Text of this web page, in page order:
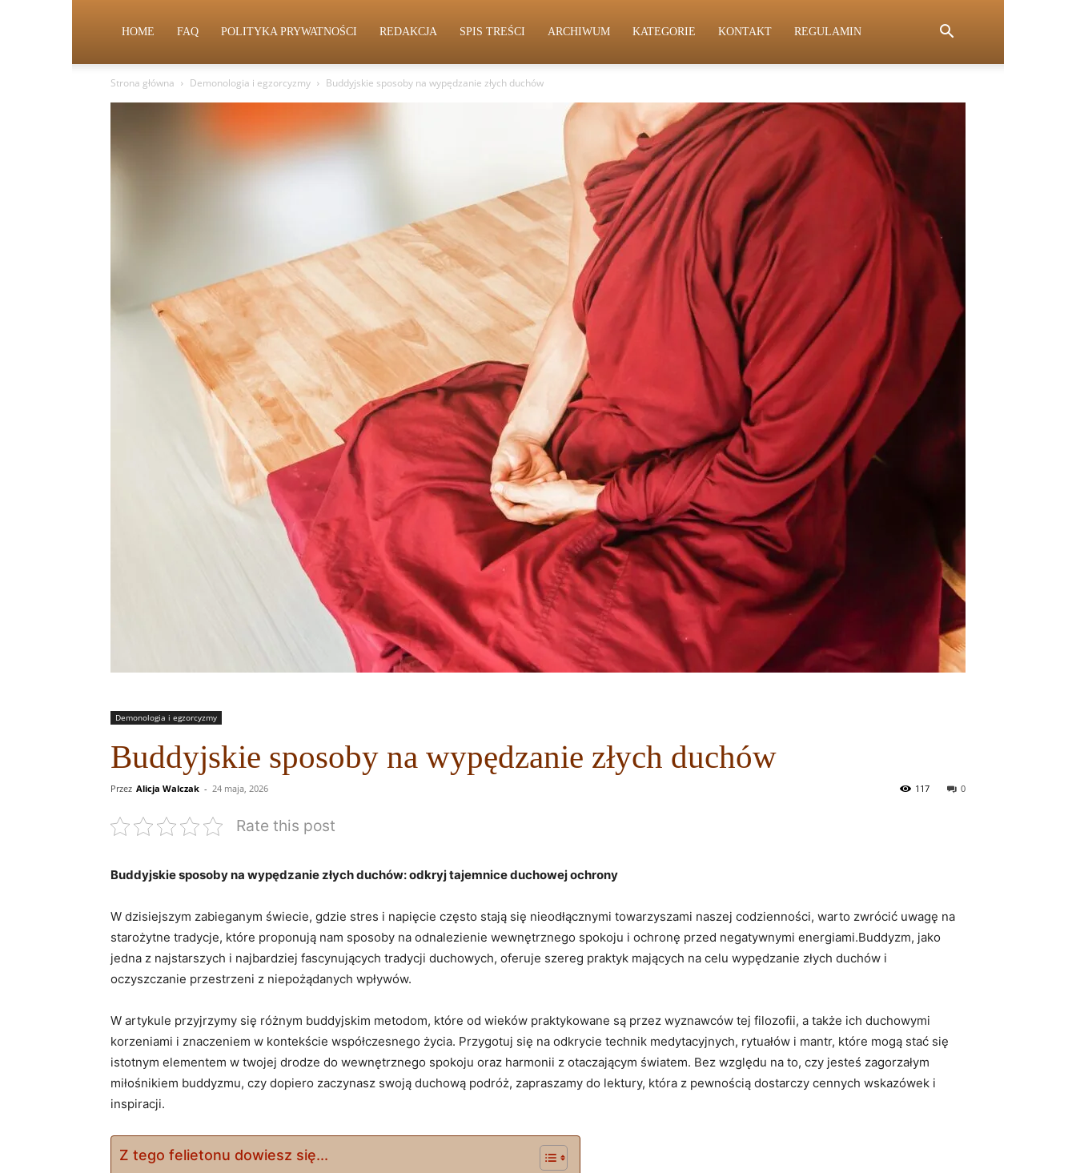
HOME FAQ POLITYKA PRYWATNOŚCI REDAKCJA SPIS TREŚCI ARCHIWUM KATEGORIE KONTAKT REGULAMIN
Strona główna Demonologia i egzorcyzmy Buddyjskie sposoby na wypędzanie złych duchów
Demonologia i egzorcyzmy
Buddyjskie sposoby na wypędzanie złych duchów
Przez Alicja Walczak - 24 maja, 2026 0
117
Rate this post
Buddyjskie sposoby na ​wypędzanie złych duchów: odkryj tajemnice duchowej ⁤ochrony
W ⁤dzisiejszym zabieganym świecie,​ gdzie stres i napięcie często⁢ stają się nieodłącznymi towarzyszami naszej⁤ codzienności, warto ‌zwrócić uwagę ⁢na
starożytne ‌tradycje, które proponują nam sposoby na ‌odnalezienie wewnętrznego spokoju i‌ ochronę przed negatywnymi energiami.Buddyzm, jako
jedna z najstarszych i najbardziej ⁤fascynujących ⁢tradycji duchowych, ​oferuje szereg praktyk mających⁣ na celu wypędzanie złych duchów i
oczyszczanie przestrzeni ⁣z niepożądanych wpływów.
W artykule przyjrzymy się różnym ⁤buddyjskim metodom, które od wieków praktykowane są przez ‍wyznawców tej filozofii, a także ich duchowymi
korzeniami i znaczeniem ⁤w​ kontekście współczesnego życia. Przygotuj się ‍na ⁢odkrycie technik‍ medytacyjnych,⁢ rytuałów ⁤i⁣ mantr, które mogą stać się
istotnym elementem w ⁢twojej drodze do‍ wewnętrznego spokoju oraz harmonii z otaczającym światem.⁢ Bez względu na⁢ to, czy ‍jesteś zagorzałym
⁢miłośnikiem buddyzmu,‌ czy dopiero‌ zaczynasz swoją duchową podróż, zapraszamy do‍ lektury, która z pewnością ​dostarczy‍ cennych wskazówek i
inspiracji.
Z tego felietonu dowiesz się...